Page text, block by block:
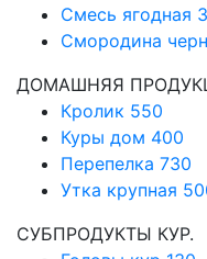
Смесь ягодная
Смородина
ДОМАШНЯЯ
Кролик 550
Куры дом 400
Перепелка 730
Утка крупная
СУБПРОДУКТЫ КУР.